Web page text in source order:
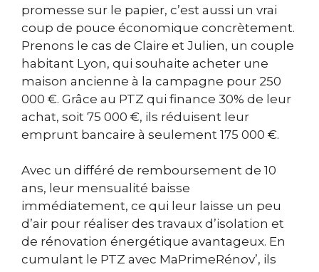
promesse sur le papier, c’est aussi un vrai
coup de pouce économique concrètement.
Prenons le cas de Claire et Julien, un couple
habitant Lyon, qui souhaite acheter une
maison ancienne à la campagne pour 250
000 €. Grâce au PTZ qui finance 30% de leur
achat, soit 75 000 €, ils réduisent leur
emprunt bancaire à seulement 175 000 €.
Avec un différé de remboursement de 10
ans, leur mensualité baisse
immédiatement, ce qui leur laisse un peu
d’air pour réaliser des travaux d’isolation et
de rénovation énergétique avantageux. En
cumulant le PTZ avec MaPrimeRénov’, ils